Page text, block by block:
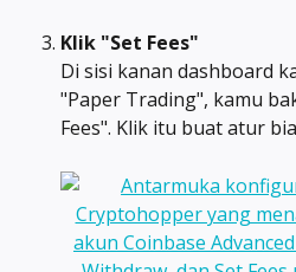
Klik "Set Fees"
Di sisi kanan dashboard
"Paper Trading", kamu
Fees". Klik itu buat atur